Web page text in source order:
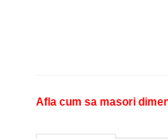
Afla cum sa masori